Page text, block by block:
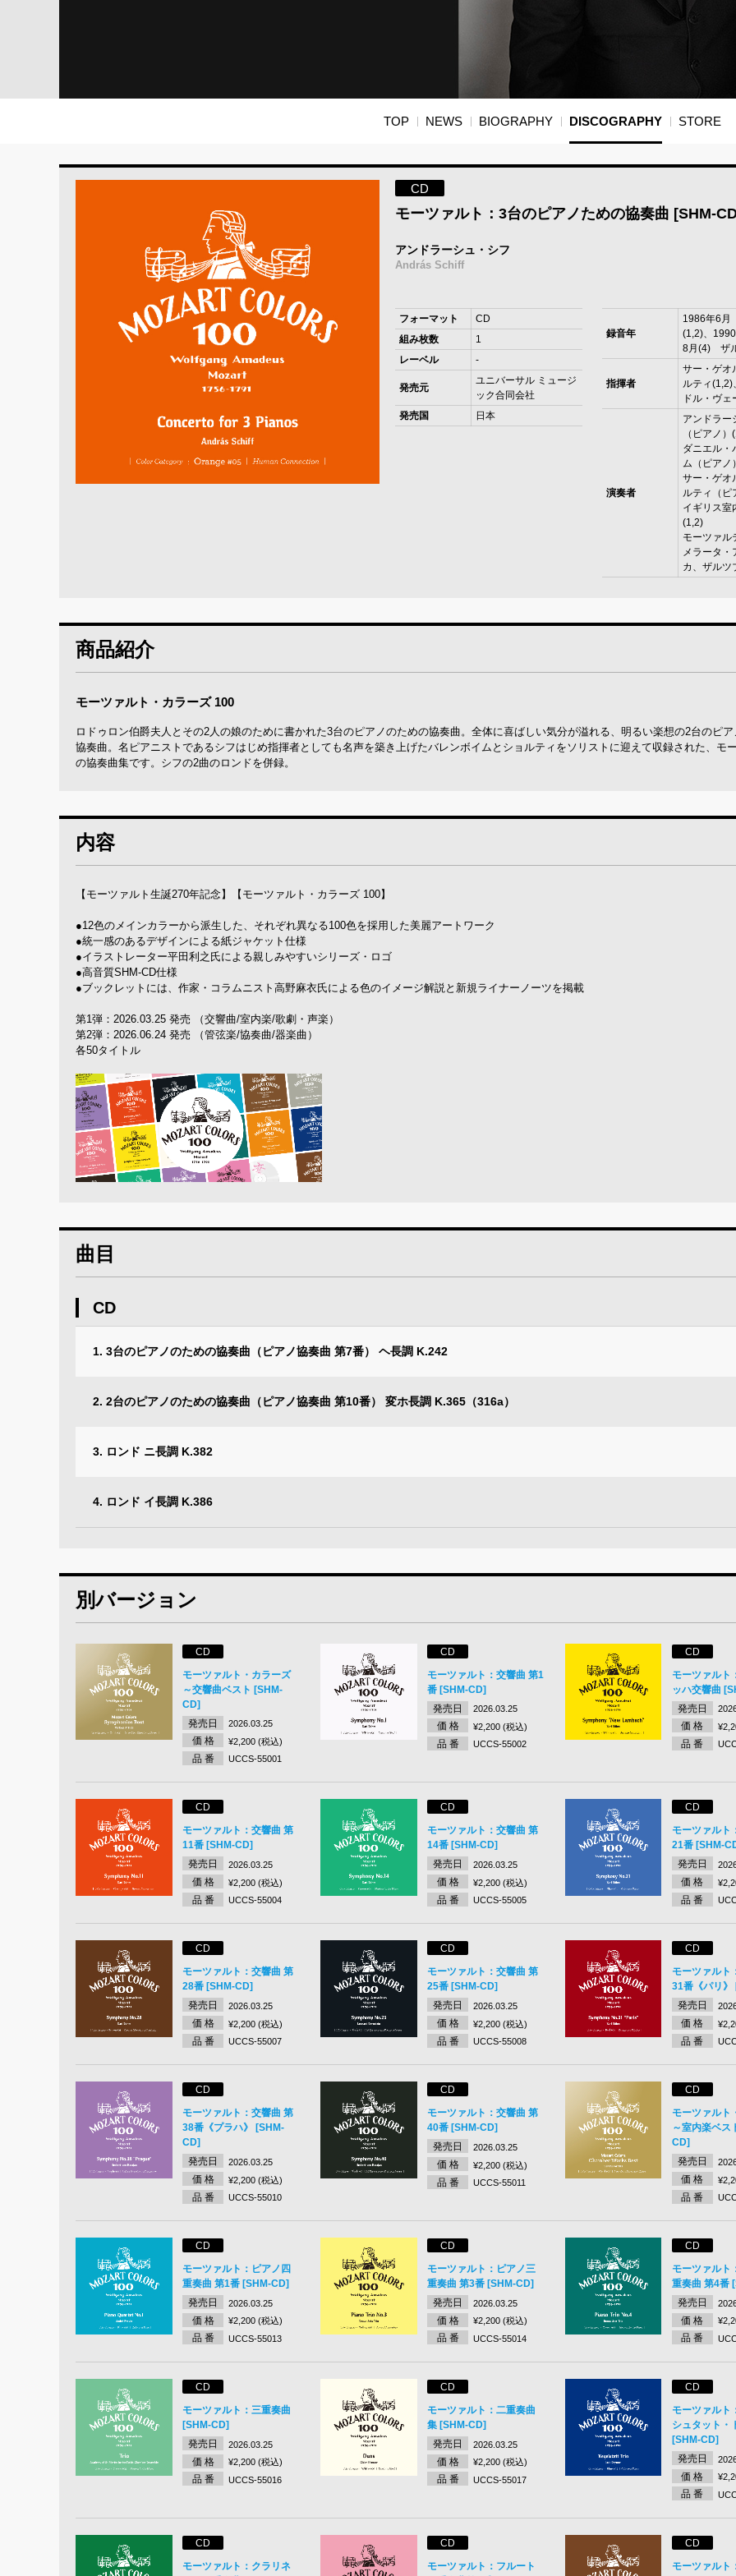
TOP NEWS BIOGRAPHY DISCOGRAPHY STORE
CD
モーツァルト：3台のピアノための協奏曲 [SHM-
アンドラーシュ・シフ
András Schiff
フォーマット
CD
組み枚数
1
レーベル
-
発売元
ユニバーサル ミュージ
ック合同会社
発売国
日本
録音年
1986年6
(1,2)、1990
8月(4) ザ
指揮者
サー・ゲオ
ルティ(1,2)
ドル・ヴェ
演奏者
アンドラー
（ピアノ
ダニエル・
ム（ピアノ
サー・ゲオ
ルティ（ピ
イギリス室
(1,2)
モーツァル
メラータ・
カ、ザルツ
商品紹介
モーツァルト・カラーズ 100
ロドゥロン伯爵夫人とその2人の娘のために書かれた3台のピアノのための協奏曲。全体に喜ばしい気分が溢れる、明るい楽想の2台のピ
協奏曲。名ピアニストであるシフはじめ指揮者としても名声を築き上げたバレンボイムとショルティをソリストに迎えて収録された、モ
の協奏曲集です。シフの2曲のロンドを併録。
内容
【モーツァルト生誕270年記念】【モーツァルト・カラーズ 100】
●12色のメインカラーから派生した、それぞれ異なる100色を採用した美麗アートワーク
●統一感のあるデザインによる紙ジャケット仕様
●イラストレーター平田利之氏による親しみやすいシリーズ・ロゴ
●高音質SHM-CD仕様
●ブックレットには、作家・コラムニスト高野麻衣氏による色のイメージ解説と新規ライナーノーツを掲載
第1弾：2026.03.25 発売 （交響曲/室内楽/歌劇・声楽）
第2弾：2026.06.24 発売 （管弦楽/協奏曲/器楽曲）
各50タイトル
曲目
CD
1. 3台のピアノのための協奏曲（ピアノ協奏曲 第7番） ヘ長調 K.242
2. 2台のピアノのための協奏曲（ピアノ協奏曲 第10番） 変ホ長調 K.365（316a）
3. ロンド ニ長調 K.382
4. ロンド イ長調 K.386
別バージョン
CD
モーツァルト・カラーズ
～交響曲ベスト [SHM-
CD]
発売日
2026.03.25
価 格 ¥2,200 (税込)
品 番 UCCS-55001
CD
モーツァルト：交響曲 第1
番 [SHM-CD]
発売日
2026.03.25
価 格 ¥2,200 (税込)
品 番 UCCS-55002
CD
モーツァルト
ッハ交響曲
発売日
価 格
品 番
CD
モーツァルト：交響曲 第
11番 [SHM-CD]
発売日
2026.03.25
価 格 ¥2,200 (税込)
品 番 UCCS-55004
CD
モーツァルト：交響曲 第
14番 [SHM-CD]
発売日
2026.03.25
価 格 ¥2,200 (税込)
品 番 UCCS-55005
CD
モーツァルト
21番 [SHM-
発売日
価 格
品 番
CD
モーツァルト：交響曲 第
28番 [SHM-CD]
発売日
2026.03.25
価 格 ¥2,200 (税込)
品 番 UCCS-55007
CD
モーツァルト：交響曲 第
25番 [SHM-CD]
発売日
2026.03.25
価 格 ¥2,200 (税込)
品 番 UCCS-55008
CD
モーツァルト
31番《パリ》
発売日
価 格
品 番
CD
モーツァルト：交響曲 第
38番《プラハ》 [SHM-
CD]
発売日
2026.03.25
価 格 ¥2,200 (税込)
品 番 UCCS-55010
CD
モーツァルト：交響曲 第
40番 [SHM-CD]
発売日
2026.03.25
価 格 ¥2,200 (税込)
品 番 UCCS-55011
CD
モーツァルト
～室内楽ベス
CD]
発売日
価 格
品 番
CD
モーツァルト：ピアノ四
重奏曲 第1番 [SHM-CD]
発売日
2026.03.25
価 格 ¥2,200 (税込)
品 番 UCCS-55013
CD
モーツァルト：ピアノ三
重奏曲 第3番 [SHM-CD]
発売日
2026.03.25
価 格 ¥2,200 (税込)
品 番 UCCS-55014
CD
モーツァルト
重奏曲 第4番
発売日
価 格
品 番
CD
モーツァルト：三重奏曲
[SHM-CD]
発売日
2026.03.25
価 格 ¥2,200 (税込)
品 番 UCCS-55016
CD
モーツァルト：二重奏曲
集 [SHM-CD]
発売日
2026.03.25
価 格 ¥2,200 (税込)
品 番 UCCS-55017
CD
モーツァルト
シュタット・
[SHM-CD]
発売日
価 格
品 番
CD
モーツァルト：クラリネ
CD
モーツァルト：フルート
CD
モーツァルト